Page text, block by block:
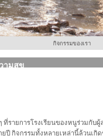
กิจกรรมของเรา
ามสุข
ที่รายการโรงเรียนของหนูร่วมกั
ปี กิจกรรมทั้งหลายเหล่านี้ล้วนเ